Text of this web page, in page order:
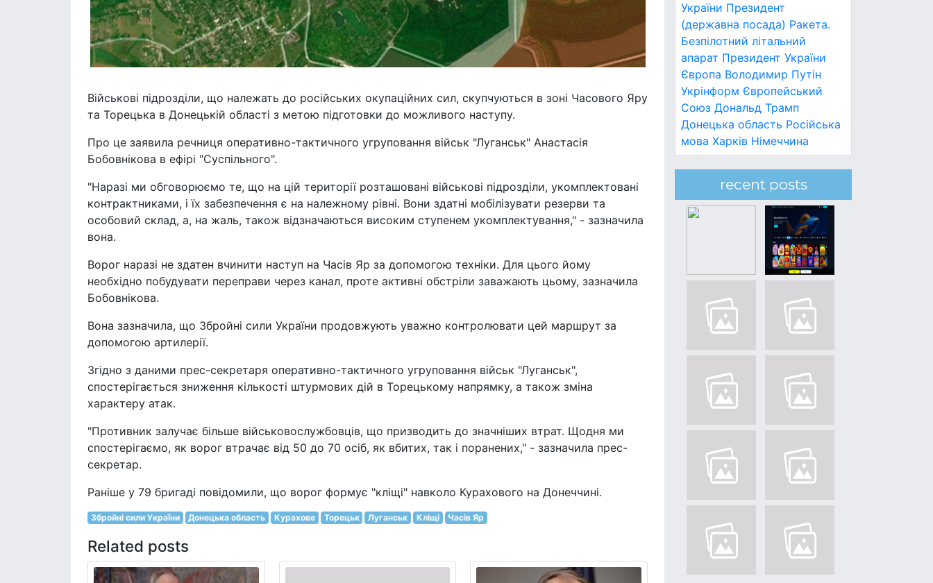
Військові підрозділи, що належать до російських окупаційних сил, скупчуються в зоні Часового Яру
та Торецька в Донецькій області з метою підготовки до можливого наступу.
Про це заявила речниця оперативно-тактичного угруповання військ "Луганськ" Анастасія
Бобовнікова в ефірі "Суспільного".
"Наразі ми обговорюємо те, що на цій території розташовані військові підрозділи, укомплектовані
контрактниками, і їх забезпечення є на належному рівні. Вони здатні мобілізувати резерви та
особовий склад, а, на жаль, також відзначаються високим ступенем укомплектування," - зазначила
вона.
Ворог наразі не здатен вчинити наступ на Часів Яр за допомогою техніки. Для цього йому
необхідно побудувати переправи через канал, проте активні обстріли заважають цьому, зазначила
Бобовнікова.
Вона зазначила, що Збройні сили України продовжують уважно контролювати цей маршрут за
допомогою артилерії.
Згідно з даними прес-секретаря оперативно-тактичного угруповання військ "Луганськ",
спостерігається зниження кількості штурмових дій в Торецькому напрямку, а також зміна
характеру атак.
"Противник залучає більше військовослужбовців, що призводить до значніших втрат. Щодня ми
спостерігаємо, як ворог втрачає від 50 до 70 осіб, як вбитих, так і поранених," - зазначила прес-
секретар.
Раніше у 79 бригаді повідомили, що ворог формує "кліщі" навколо Курахового на Донеччині.
Збройні сили України Донецька область Курахове Торецьк Луганськ Кліщі Часів Яр
Related posts
України Президент
(державна посада) Ракета.
Безпілотний літальний
апарат Президент України
Європа Володимир Путін
Укрінформ Європейський
Союз Дональд Трамп
Донецька область Російська
мова Харків Німеччина
recent posts